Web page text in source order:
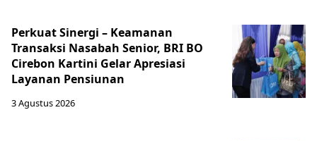
Perkuat Sinergi – Keamanan
Transaksi Nasabah Senior, BRI BO
Cirebon Kartini Gelar Apresiasi
Layanan Pensiunan
3 Agustus 2026